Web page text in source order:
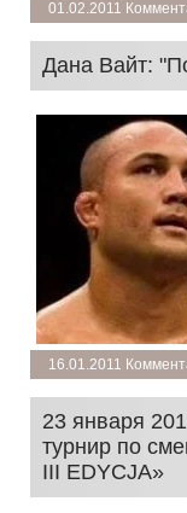
01.02.2011
Дана Вайт:
16.01.2011
23 января
турнир по
III EDYCJA»